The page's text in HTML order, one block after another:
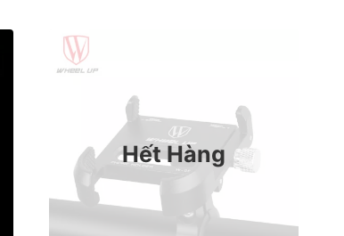
Hết Hàng